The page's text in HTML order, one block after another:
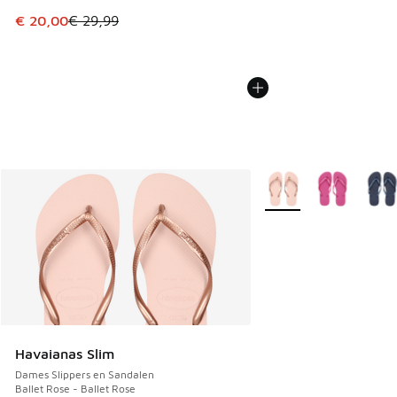
Dit artikel is in de uitverkoop. Dit artikel is in de
€ 20,00€ 29,99
Havaianas Slim
Dames Slippers en Sandalen
Ballet Rose - Ballet Rose
Meer kleuren